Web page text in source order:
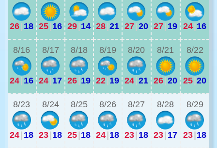
26| 18 25|16 29|14 28|21 27|20 27| 19 24|16
8/16
24| 16
8/17
24|17
8/18
26|19
8/19
22|19
8/20
24|21
8/21
26|20
8/22
25|20
8/23
24| 18
8/24
23|18
8/25
25|18
8/26
24|18
8/27
23| 18
8/28
23| 17
8/29
23|18